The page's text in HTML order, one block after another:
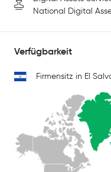
National Digital
Verfügbarkeit
Firmensitz in El